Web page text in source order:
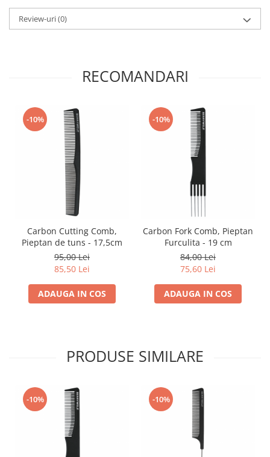
Review-uri(0)
RECOMANDARI
-10%
Carbon Cutting Comb,
Pieptan de tuns - 17,5cm
95,00 Lei
85,50 Lei
ADAUGA IN COS
-10%
Carbon Fork Comb, Pieptan
Furculita - 19 cm
84,00 Lei
75,60 Lei
ADAUGA IN COS
PRODUSE SIMILARE
-10% -10%